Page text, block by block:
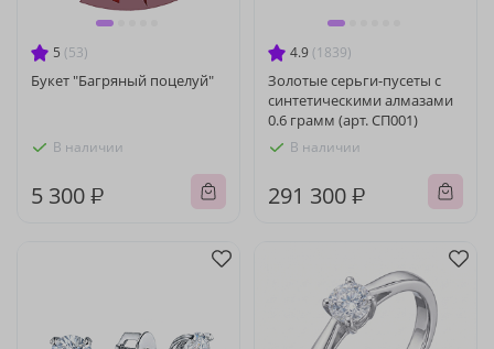
5 (53)
Букет "Багряный поцелуй"
В наличии
5 300 ₽
4.9 (1839)
Золотые серьги-пусеты с
синтетическими алмазами
0.6 грамм (арт. СП001)
В наличии
291 300 ₽